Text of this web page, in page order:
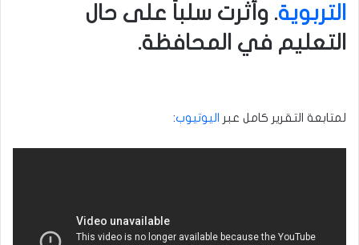
التربوية. وأثرت سلباً على حال
التعليم في المحافظة.
لمتابعة التقرير كامل عبر اليوتيوب: